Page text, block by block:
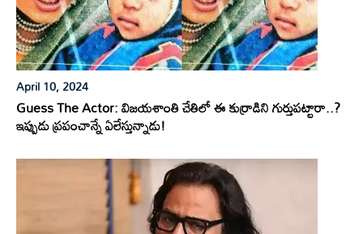
April 10, 2024
Guess The Actor: విజయశాంతి చేతిలో ఈ కుర్రాడిని గుర్తుపట్టారా..?
ఇప్పుడు ప్రపంచాన్నే ఏలేస్తున్నాడు!